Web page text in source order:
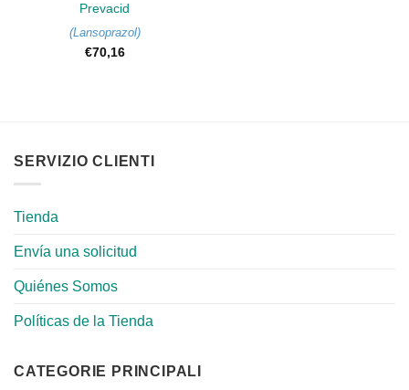
Prevacid
(Lansoprazol)
€70,16
SERVIZIO CLIENTI
Tienda
Envía una solicitud
Quiénes Somos
Políticas de la Tienda
CATEGORIE PRINCIPALI